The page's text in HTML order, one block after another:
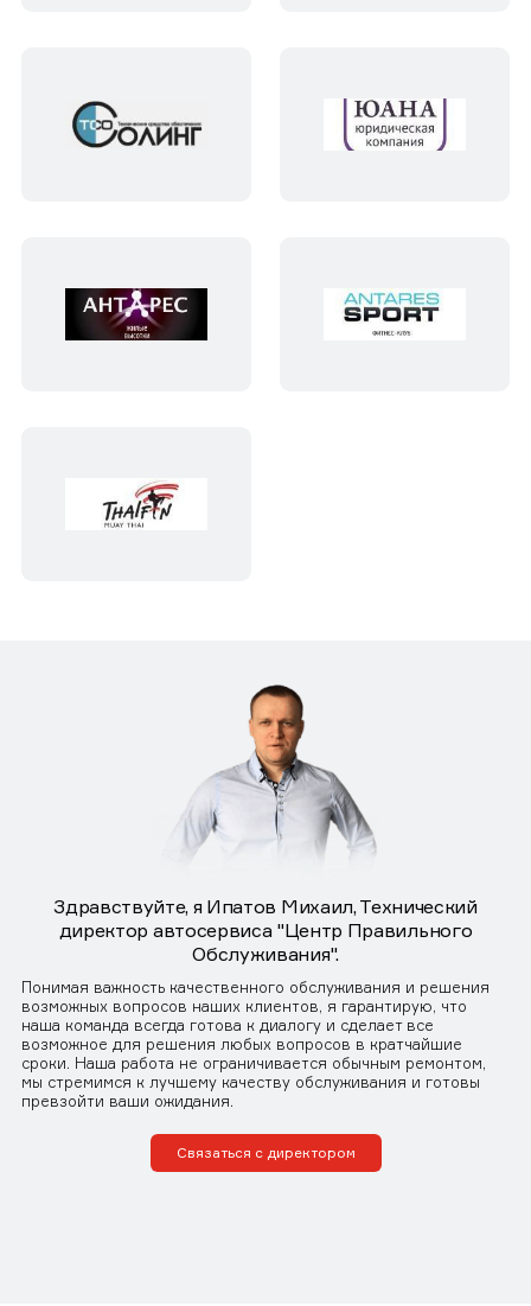
Здравствуйте, я Ипатов Михаил, Технический
директор автосервиса "Центр Правильного
Обслуживания".
Понимая важность качественного обслуживания и решения
возможных вопросов наших клиентов, я гарантирую, что
наша команда всегда готова к диалогу и сделает все
возможное для решения любых вопросов в кратчайшие
сроки. Наша работа не ограничивается обычным ремонтом,
мы стремимся к лучшему качеству обслуживания и готовы
превзойти ваши ожидания.
Связаться с директором